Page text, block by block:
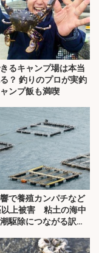
るキャンプ場は本当
？ 釣りのプロが実釣
ンプ飯も満喫
で養殖カンパチなど
以上被害 粘土の海中
駆除につながる訳と